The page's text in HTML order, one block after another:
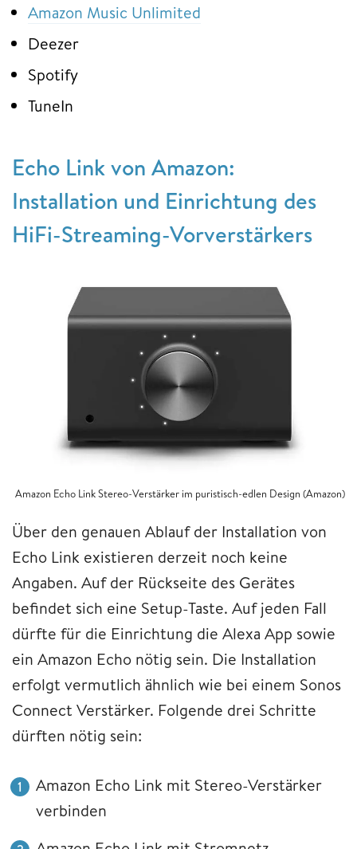
Amazon Music Unlimited
Deezer
Spotify
TuneIn
Echo Link von Amazon:
Installation und Einrichtung des
HiFi-Streaming-Vorverstärkers
Amazon Echo Link Stereo-Verstärker im puristisch-edlen Design (Amazon)
Über den genauen Ablauf der Installation von
Echo Link existieren derzeit noch keine
Angaben. Auf der Rückseite des Gerätes
befindet sich eine Setup-Taste. Auf jeden Fall
dürfte für die Einrichtung die Alexa App sowie
ein Amazon Echo nötig sein. Die Installation
erfolgt vermutlich ähnlich wie bei einem Sonos
Connect Verstärker. Folgende drei Schritte
dürften nötig sein:
Amazon Echo Link mit Stereo-Verstärker
verbinden